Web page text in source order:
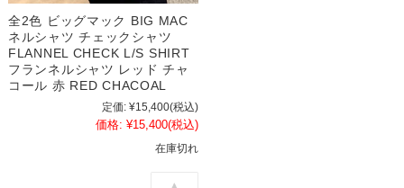
全2色 ビッグマック BIG MAC
ネルシャツ チェックシャツ
FLANNEL CHECK L/S SHIRT
フランネルシャツ レッド チャ
コール 赤 RED CHACOAL
定価: ¥15,400(税込)
価格: ¥15,400(税込)
在庫切れ